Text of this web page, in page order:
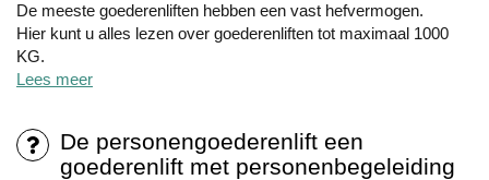
De meeste goederenliften hebben een vast hefvermogen.
Hier kunt u alles lezen over goederenliften tot maximaal 1000
KG.
Lees meer
De personengoederenlift een
goederenlift met personenbegeleiding